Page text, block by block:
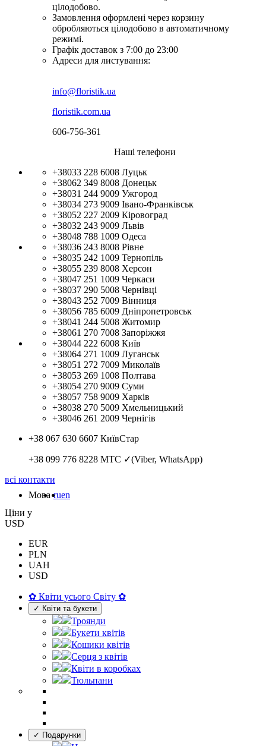
цілодобово.
Замовлення оформлені через корзину
обробляються цілодобово в автоматичному
режимі.
Графік доставок з 7:00 до 23:00
Адреси для листування:
info@floristik.ua
floristik.com.ua
606-756-361
Наші телефони
+38033 228 6008 Луцьк
+38062 349 8008 Донецьк
+38031 244 9009 Ужгород
+38034 273 9009 Івано-Франківськ
+38052 227 2009 Кіровоград
+38032 243 9009 Львів
+38048 788 1009 Одеса
+38036 243 8008 Рівне
+38035 242 1009 Тернопіль
+38055 239 8008 Херсон
+38047 251 1009 Черкаси
+38037 290 5008 Чернівці
+38043 252 7009 Вінниця
+38056 785 6009 Дніпропетровськ
+38041 244 5008 Житомир
+38061 270 7008 Запоріжжя
+38044 222 6008 Київ
+38064 271 1009 Луганськ
+38051 272 7009 Миколаїв
+38053 269 1008 Полтава
+38054 270 9009 Суми
+38057 758 9009 Харків
+38038 270 5009 Хмельницький
+38046 261 2009 Чернігів
+38 067 630 6607 КиївСтар
+38 099 776 8228 МТС ✓(Viber, WhatsApp)
всі контакти
Мова ruen
Цiни у
USD
EUR
PLN
UAH
USD
✿ Квіти усього Світу ✿
✓ Квіти та букети
Троянди
Букети квітів
Кошики квітів
Серця з квітів
Квіти в коробках
Тюльпани
✓ Подарунки